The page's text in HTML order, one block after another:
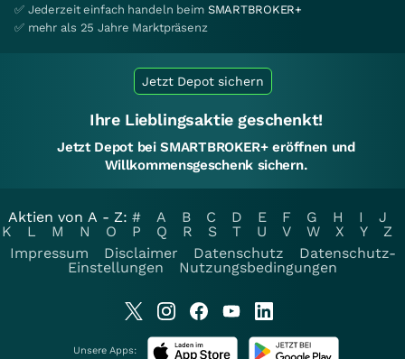
✅ Jederzeit einfach handeln beim SMARTBROKER+
✅ mehr als 25 Jahre Marktpräsenz
Jetzt Depot sichern
Ihre Lieblingsaktie geschenkt!
Jetzt Depot bei SMARTBROKER+ eröffnen und
Willkommensgeschenk sichern.
Aktien von A - Z: # A B C D E F G H I
J
K
L M N O P Q R S T U V W X Y
Z
Impressum
Disclaimer Datenschutz
Datenschutz-
Einstellungen
Nutzungsbedingungen
Unsere Apps: